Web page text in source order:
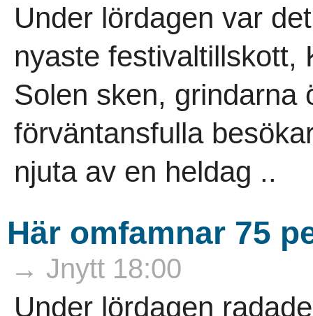
Under lördagen var
nyaste festivaltillskott,
Solen sken, grindarna
förväntansfulla
njuta av en heldag ..
Här omfamnar 75
→ Jnytt 18:00
Under lördagen